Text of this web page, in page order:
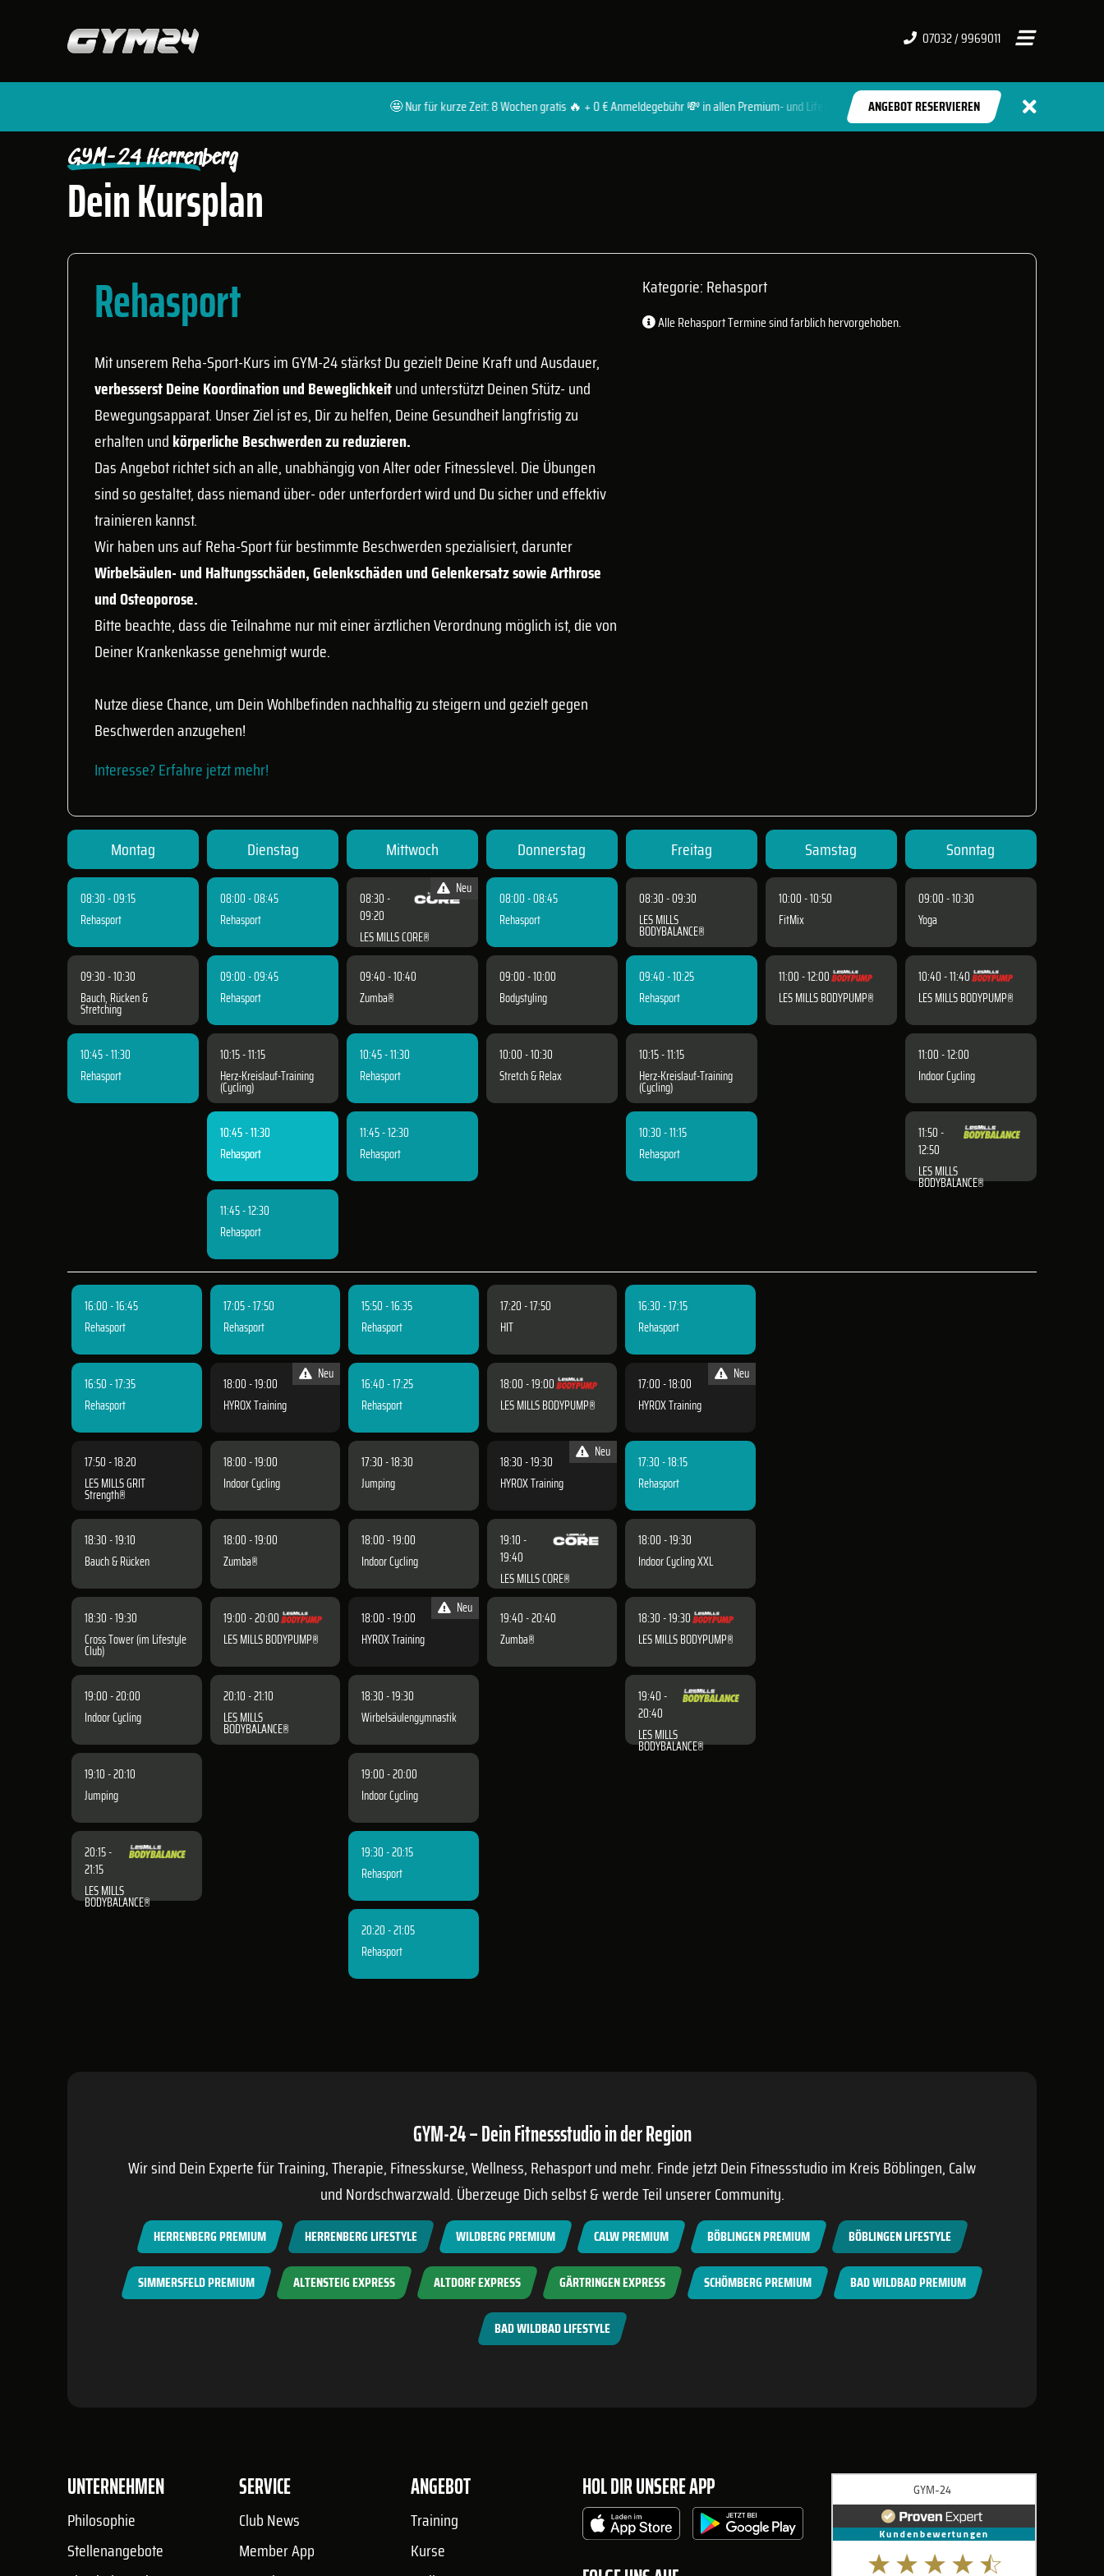
07032 / 9969011
🤩 Nur für kurze Zeit: 8 Wochen gratis 🔥 + 0 € Anmeldegebühr 💸 in allen Premium- und Lifestyle-Clubs ANGEBOT RESERVIEREN
START FITNESSSTUDIOS HERRENBERG PREMIUM
Dein Kursplan
GYM-24 Herrenberg
Rehasport
Mit unserem Reha-Sport-Kurs im GYM-24 stärkst Du gezielt Deine Kraft und Ausdauer,
verbesserst Deine Koordination und Beweglichkeitund unterstützt Deinen Stütz- und
Bewegungsapparat. Unser Ziel ist es, Dir zu helfen, Deine Gesundheit langfristig zu
erhalten undkörperliche Beschwerden zu reduzieren.
Das Angebot richtet sich an alle, unabhängig von Alter oder Fitnesslevel. Die Übungen
sind so gestaltet, dass niemand über- oder unterfordert wird und Du sicher und effektiv
trainieren kannst.
Wir haben uns auf Reha-Sport für bestimmte Beschwerden spezialisiert, darunter
Wirbelsäulen- und Haltungsschäden, Gelenkschäden und Gelenkersatz sowie Arthrose
und Osteoporose.
Bitte beachte, dass die Teilnahme nur mit einer ärztlichen Verordnung möglich ist, die von
Deiner Krankenkasse genehmigt wurde.
Nutze diese Chance, um Dein Wohlbefinden nachhaltig zu steigern und gezielt gegen
Beschwerden anzugehen!
Interesse? Erfahre jetzt mehr!
Kategorie: Rehasport
Alle Rehasport Termine sind farblich hervorgehoben.
Montag
08:30 - 09:15
Rehasport
09:30 - 10:30
Bauch, Rücken &
Stretching
10:45 - 11:30
Rehasport
Dienstag
08:00 - 08:45
Rehasport
09:00 - 09:45
Rehasport
10:15 - 11:15
Herz-Kreislauf-Training
(Cycling)
10:45 - 11:30
Rehasport
11:45 - 12:30
Rehasport
Mittwoch
Neu
08:30 -
09:20
LES MILLS CORE®
09:40 - 10:40
Zumba®
10:45 - 11:30
Rehasport
11:45 - 12:30
Rehasport
Donnerstag
08:00 - 08:45
Rehasport
09:00 - 10:00
Bodystyling
10:00 - 10:30
Stretch & Relax
Freitag
08:30 - 09:30
LES MILLS
BODYBALANCE®
09:40 - 10:25
Rehasport
10:15 - 11:15
Herz-Kreislauf-Training
(Cycling)
10:30 - 11:15
Rehasport
Samstag
10:00 - 10:50
FitMix
11:00 - 12:00
LES MILLS BODYPUMP®
Sonntag
09:00 - 10:30
Yoga
10:40 - 11:40
LES MILLS BODYPUMP®
11:00 - 12:00
Indoor Cycling
11:50 -
12:50
LES MILLS
BODYBALANCE®
16:00 - 16:45
Rehasport
16:50 - 17:35
Rehasport
17:50 - 18:20
LES MILLS GRIT
Strength®
18:30 - 19:10
Bauch & Rücken
18:30 - 19:30
Cross Tower (im Lifestyle
Club)
19:00 - 20:00
Indoor Cycling
19:10 - 20:10
Jumping
20:15 -
21:15
LES MILLS
BODYBALANCE®
17:05 - 17:50
Rehasport
Neu
18:00 - 19:00
HYROX Training
18:00 - 19:00
Indoor Cycling
18:00 - 19:00
Zumba®
19:00 - 20:00
LES MILLS BODYPUMP®
20:10 - 21:10
LES MILLS
BODYBALANCE®
15:50 - 16:35
Rehasport
16:40 - 17:25
Rehasport
17:30 - 18:30
Jumping
18:00 - 19:00
Indoor Cycling
Neu
18:00 - 19:00
HYROX Training
18:30 - 19:30
Wirbelsäulengymnastik
19:00 - 20:00
Indoor Cycling
19:30 - 20:15
Rehasport
20:20 - 21:05
Rehasport
17:20 - 17:50
HIT
18:00 - 19:00
LES MILLS BODYPUMP®
Neu
18:30 - 19:30
HYROX Training
19:10 -
19:40
LES MILLS CORE®
19:40 - 20:40
Zumba®
16:30 - 17:15
Rehasport
Neu
17:00 - 18:00
HYROX Training
17:30 - 18:15
Rehasport
18:00 - 19:30
Indoor Cycling XXL
18:30 - 19:30
LES MILLS BODYPUMP®
19:40 -
20:40
LES MILLS
BODYBALANCE®
GYM-24 – Dein Fitnessstudio in der Region
Wir sind Dein Experte für Training, Therapie, Fitnesskurse, Wellness, Rehasport und mehr. Finde jetzt Dein Fitnessstudio im KreisBöblingen,Calw
und Nordschwarzwald. Überzeuge Dich selbst & werde Teil unserer Community.
HERRENBERG PREMIUM HERRENBERG LIFESTYLE WILDBERG PREMIUM CALW PREMIUM BÖBLINGEN PREMIUM BÖBLINGEN LIFESTYLE
SIMMERSFELD PREMIUM ALTENSTEIG EXPRESS ALTDORF EXPRESS GÄRTRINGEN EXPRESS SCHÖMBERG PREMIUM BAD WILDBAD PREMIUM
BAD WILDBAD LIFESTYLE
UNTERNEHMEN
Philosophie
Stellenangebote
SERVICE
Club News
Member App
ANGEBOT
Training
Kurse
HOL DIR UNSERE APP